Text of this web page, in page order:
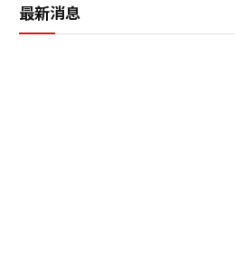
最新消息